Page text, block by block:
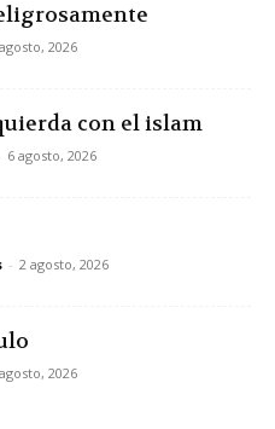
2026
con el islam
6 agosto, 2026
- 2 agosto, 2026
2026